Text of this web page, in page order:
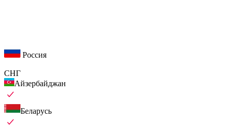
Россия
СНГ
Айзербайджан
Беларусь